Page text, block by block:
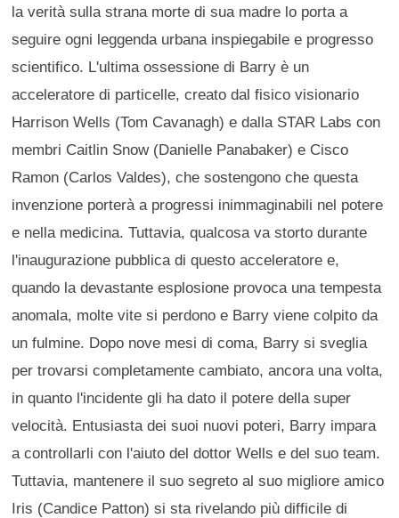
la verità sulla strana morte di sua madre lo porta a
seguire ogni leggenda urbana inspiegabile e progresso
scientifico. L'ultima ossessione di Barry è un
acceleratore di particelle, creato dal fisico visionario
Harrison Wells (Tom Cavanagh) e dalla STAR Labs con
membri Caitlin Snow (Danielle Panabaker) e Cisco
Ramon (Carlos Valdes), che sostengono che questa
invenzione porterà a progressi inimmaginabili nel potere
e nella medicina. Tuttavia, qualcosa va storto durante
l'inaugurazione pubblica di questo acceleratore e,
quando la devastante esplosione provoca una tempesta
anomala, molte vite si perdono e Barry viene colpito da
un fulmine. Dopo nove mesi di coma, Barry si sveglia
per trovarsi completamente cambiato, ancora una volta,
in quanto l'incidente gli ha dato il potere della super
velocità. Entusiasta dei suoi nuovi poteri, Barry impara
a controllarli con l'aiuto del dottor Wells e del suo team.
Tuttavia, mantenere il suo segreto al suo migliore amico
Iris (Candice Patton) si sta rivelando più difficile di